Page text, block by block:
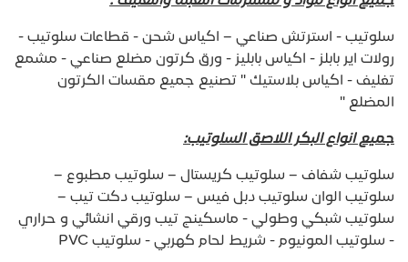
سلوتيب - استرتش صناعي – اكياس شحن - قطاعات سلوتيب -
رولات اير بابلز - اكياس بابليز - ورق كرتون مضلع صناعي - مشمع
تغليف - اكياس بلاستيك " تصنيع جميع مقسات الكرتون
المضلع "
جميع انواع البكر اللاصق السلوتيب:
سلوتيب شفاف – سلوتيب كريستال – سلوتيب مطبوع –
سلوتيب الوان سلوتيب دبل فيس – سلوتيب دكت تيب –
سلوتيب شبكي وطولي - ماسكينج تيب ورقي انشائي و حراري
- سلوتيب المونيوم - شريط لحام كهربي - سلوتيب PVC